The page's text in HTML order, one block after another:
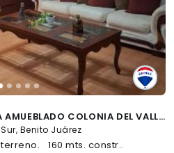
DEPARTAMENTO EN RENTA AMUEBLADO COLONIA DEL VALLE SUR - (34)
Benito Juárez
160 mts. constr..